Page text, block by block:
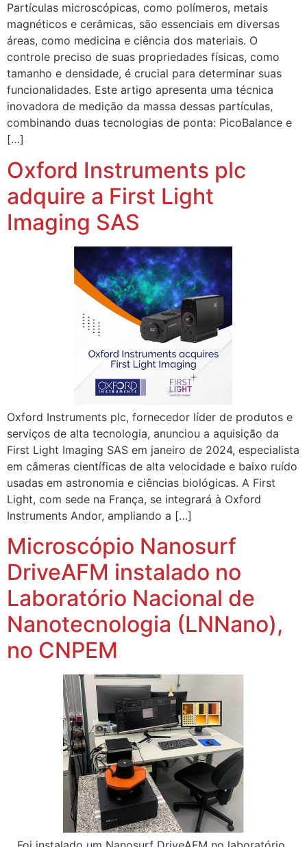
Partículas microscópicas, como polímeros, metais
magnéticos e cerâmicas, são essenciais em diversas
áreas, como medicina e ciência dos materiais. O
controle preciso de suas propriedades físicas, como
tamanho e densidade, é crucial para determinar suas
funcionalidades. Este artigo apresenta uma técnica
inovadora de medição da massa dessas partículas,
combinando duas tecnologias de ponta: PicoBalance e
[…]
Oxford Instruments plc
adquire a First Light
Imaging SAS
Oxford Instruments plc, fornecedor líder de produtos e
serviços de alta tecnologia, anunciou a aquisição da
First Light Imaging SAS em janeiro de 2024, especialista
em câmeras científicas de alta velocidade e baixo ruído
usadas em astronomia e ciências biológicas. A First
Light, com sede na França, se integrará à Oxford
Instruments Andor, ampliando a […]
Microscópio Nanosurf
DriveAFM instalado no
Laboratório Nacional de
Nanotecnologia (LNNano),
no CNPEM